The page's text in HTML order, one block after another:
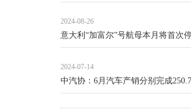
2024-08-26
意大利“加富尔”号航母本月将首次
2024-07-14
中汽协：6月汽车产销分别完成